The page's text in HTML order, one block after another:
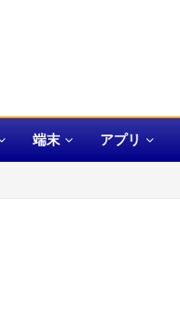
端末 アプリ